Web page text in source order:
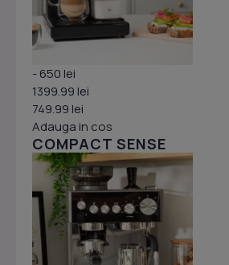
- 650 lei
1399.99 lei
749.99 lei
Adauga in cos
COMPACT SENSE